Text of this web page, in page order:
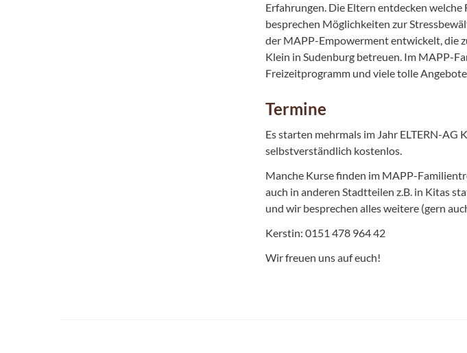
Erfahrungen. Die Eltern entdecken
besprechen Möglichkeiten zur
der MAPP-Empowerment entwickelt, die
Klein in Sudenburg betreuen. Im MAPP-
Freizeitprogramm und viele tolle
Termine
Es starten mehrmals im Jahr ELTERN-AG
selbstverständlich kostenlos.
Manche Kurse finden im MAPP-
auch in anderen Stadtteilen z.B. in Kitas
und wir besprechen alles weitere (gern
Kerstin: 0151 478 964 42
Wir freuen uns auf euch!